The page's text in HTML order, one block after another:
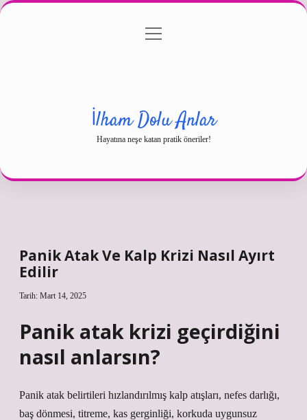
Gizlilik Politikası
menüyü
İlham Dolu Anlar
Hayatına neşe katan pratik öneriler!
Panik Atak Ve Kalp Krizi Nasıl Ayırt
Edilir
Tarih: Mart 14, 2025
Panik atak krizi geçirdiğini
nasıl anlarsın?
Panik atak belirtileri hızlandırılmış kalp atışları, nefes darlığı,
baş dönmesi, titreme, kas gerginliği, korkuda uygunsuz